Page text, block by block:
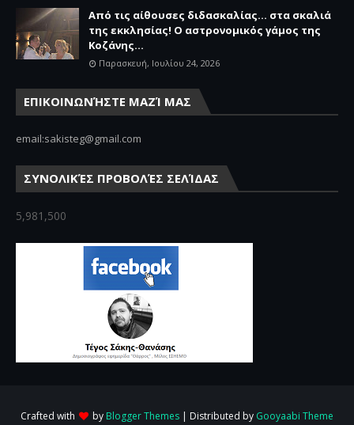
Από τις αίθουσες διδασκαλίας… στα σκαλιά
της εκκλησίας! Ο αστρονομικός γάμος της
Κοζάνης...
Παρασκευή, Ιουλίου 24, 2026
ΕΠΙΚΟΙΝΩΝΉΣΤΕ ΜΑΖΊ ΜΑΣ
email:sakisteg@gmail.com
ΣΥΝΟΛΙΚΈΣ ΠΡΟΒΟΛΈΣ ΣΕΛΊΔΑΣ
5,981,500
Crafted with by Blogger Themes | Distributed by Gooyaabi Theme